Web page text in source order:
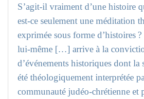
S’agit-il vraiment d’une histoire
est-ce seulement une méditation
exprimée sous forme d’histoires
lui-même […] arrive à la
d’événements historiques dont
été théologiquement interprétée
communauté judéo-chrétienne et